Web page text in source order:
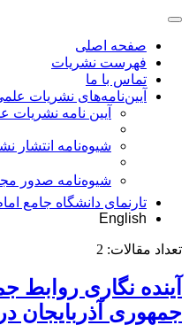
صفحه اصلی
فهرست نشریات
تماس با ما
آیین‌نامه‌های نشریات
آیین نامه نشریات
شیوه‌نامه انتشار
شیوهنامه صدور
تارنمای دانشگاه جامع
English
تعداد مقالات: 2
آینده نگاری روابط
جمهوری آذربایجان